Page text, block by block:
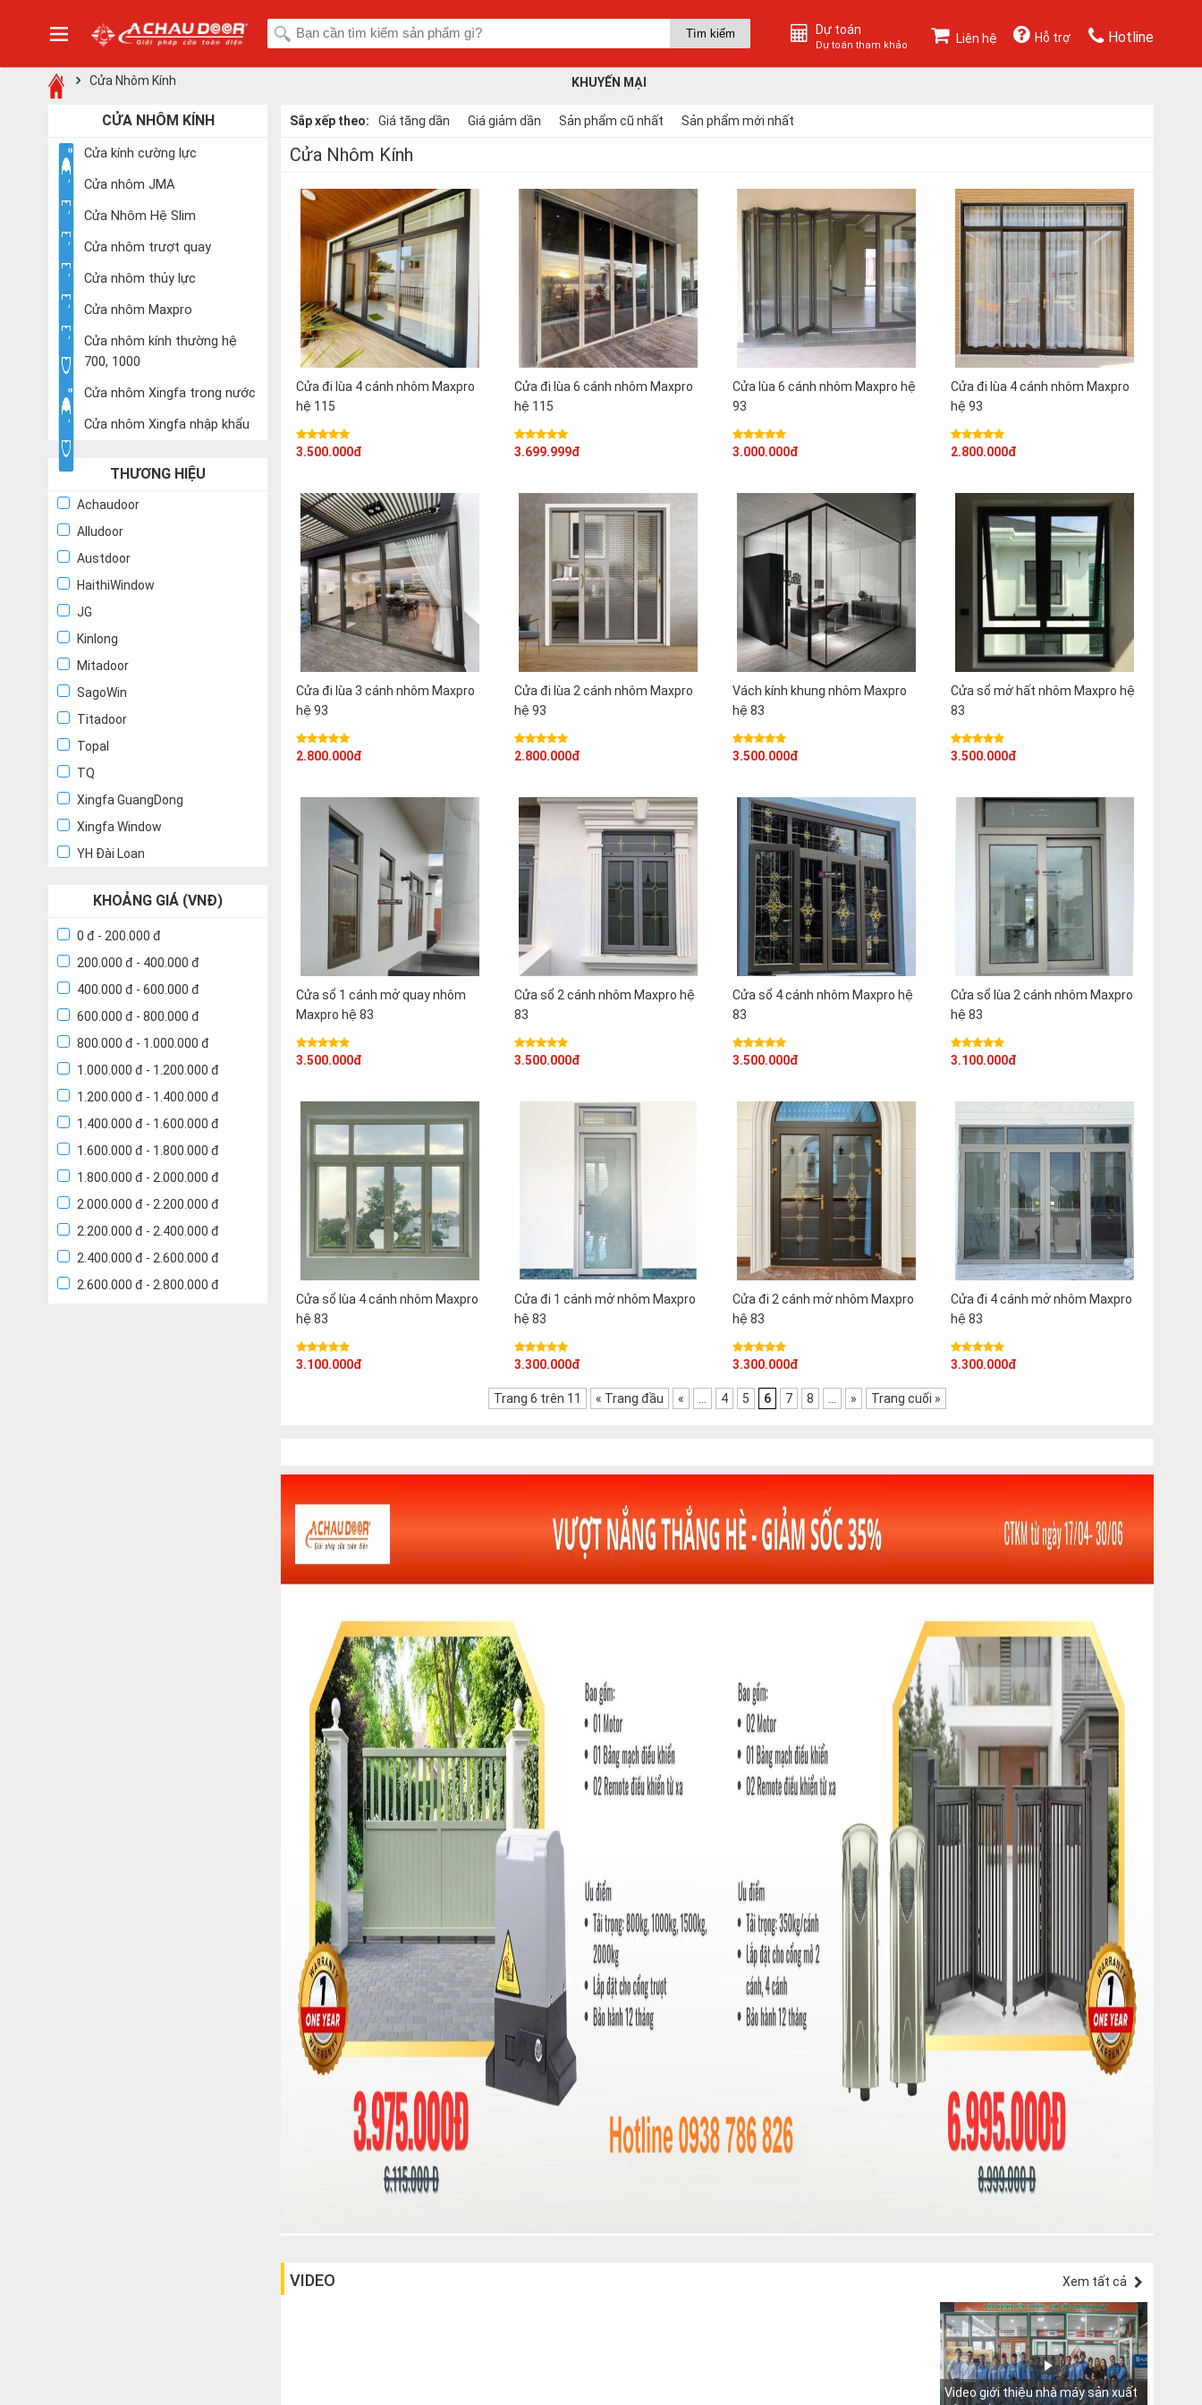
Dự toán
Dự toán tham khảo Liên hệ Hỗ trợ Hotline
KHUYẾN MẠI
Cửa Nhôm Kính
CỬA NHÔM KÍNH
Cửa kính cường lực
Cửa nhôm JMA
Cửa Nhôm Hệ Slim
Cửa nhôm trượt quay
Cửa nhôm thủy lực
Cửa nhôm Maxpro
Cửa nhôm kính thường hệ
700, 1000
Cửa nhôm Xingfa trong nước
Cửa nhôm Xingfa nhập khẩu
THƯƠNG HIỆU
Achaudoor
Alludoor
Austdoor
HaithiWindow
JG
Kinlong
Mitadoor
SagoWin
Titadoor
Topal
TQ
Xingfa GuangDong
Xingfa Window
YH Đài Loan
KHOẢNG GIÁ (VNĐ)
0 đ - 200.000 đ
200.000 đ - 400.000 đ
400.000 đ - 600.000 đ
600.000 đ - 800.000 đ
800.000 đ - 1.000.000 đ
1.000.000 đ - 1.200.000 đ
1.200.000 đ - 1.400.000 đ
1.400.000 đ - 1.600.000 đ
1.600.000 đ - 1.800.000 đ
1.800.000 đ - 2.000.000 đ
2.000.000 đ - 2.200.000 đ
2.200.000 đ - 2.400.000 đ
2.400.000 đ - 2.600.000 đ
2.600.000 đ - 2.800.000 đ
Sắp xếp theo: Giá tăng dần Giá giảm dần Sản phẩm cũ nhất Sản phẩm mới nhất
Cửa Nhôm Kính
Cửa đi lùa 4 cánh nhôm Maxpro
hệ 115
3.500.000đ
Cửa đi lùa 6 cánh nhôm Maxpro
hệ 115
3.699.999đ
Cửa lùa 6 cánh nhôm Maxpro hệ
93
3.000.000đ
Cửa đi lùa 4 cánh nhôm Maxpro
hệ 93
2.800.000đ
Cửa đi lùa 3 cánh nhôm Maxpro
hệ 93
2.800.000đ
Cửa đi lùa 2 cánh nhôm Maxpro
hệ 93
2.800.000đ
Vách kính khung nhôm Maxpro
hệ 83
3.500.000đ
Cửa sổ mở hất nhôm Maxpro hệ
83
3.500.000đ
Cửa sổ 1 cánh mở quay nhôm
Maxpro hệ 83
3.500.000đ
Cửa sổ 2 cánh nhôm Maxpro hệ
83
3.500.000đ
Cửa sổ 4 cánh nhôm Maxpro hệ
83
3.500.000đ
Cửa sổ lùa 2 cánh nhôm Maxpro
hệ 83
3.100.000đ
Cửa sổ lùa 4 cánh nhôm Maxpro
hệ 83
3.100.000đ
Cửa đi 1 cánh mở nhôm Maxpro
hệ 83
3.300.000đ
Cửa đi 2 cánh mở nhôm Maxpro
hệ 83
3.300.000đ
Cửa đi 4 cánh mở nhôm Maxpro
hệ 83
3.300.000đ
Trang 6 trên 11 « Trang đầu « 4 5 6 7 8 » Trang cuối »
VIDEO Xem tất cả
Video giới thiệu nhà máy sản xuất